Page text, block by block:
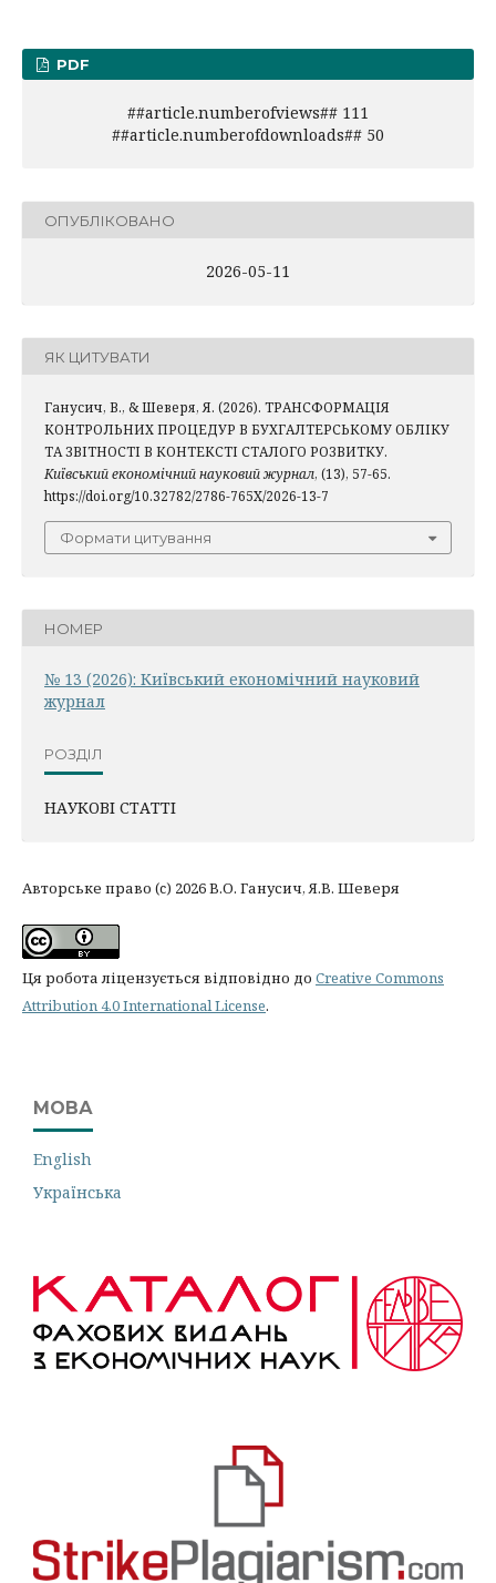
PDF
##article.numberofviews## 111
##article.numberofdownloads## 50
ОПУБЛІКОВАНО
2026-05-11
ЯК ЦИТУВАТИ
Ганусич, В., & Шеверя, Я. (2026). ТРАНСФОРМАЦІЯ
КОНТРОЛЬНИХ ПРОЦЕДУР В БУХГАЛТЕРСЬКОМУ ОБЛІКУ
ТА ЗВІТНОСТІ В КОНТЕКСТІ СТАЛОГО РОЗВИТКУ.
Київський економічний науковий журнал, (13), 57-65.
https://doi.org/10.32782/2786-765X/2026-13-7
Формати цитування
НОМЕР
№ 13 (2026): Київський економічний науковий
журнал
РОЗДІЛ
НАУКОВІ СТАТТІ
Авторське право (c) 2026 В.О. Ганусич, Я.В. Шеверя
Ця робота ліцензується відповідно до Creative Commons
Attribution 4.0 International License.
МОВА
English
Українська